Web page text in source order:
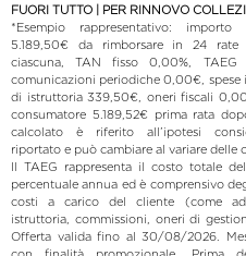
FUORI TUTTO | PER RINNOVO
*Esempio rappresentativo:
5.189,50€ da rimborsare in 24 rate
ciascuna, TAN fisso 0,00%, TAEG
comunicazioni periodiche 0,00€, spese
di istruttoria 339,50€, oneri fiscali
consumatore 5.189,52€ prima rata
calcolato è riferito all’ipotesi
riportato e può cambiare al variare delle
Il TAEG rappresenta il costo totale
percentuale annua ed è comprensivo
costi a carico del cliente (come
istruttoria, commissioni, oneri di
Offerta valida fino al 30/08/2026.